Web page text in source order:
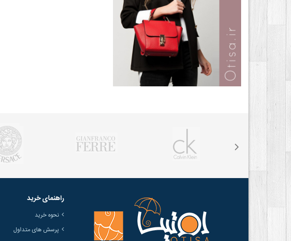
راهنمای خرید
نحوه خرید
پرسش های متداول